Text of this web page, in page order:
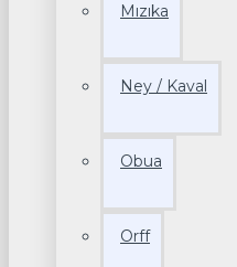
Mızıka
Ney / Kaval
Obua
Orff